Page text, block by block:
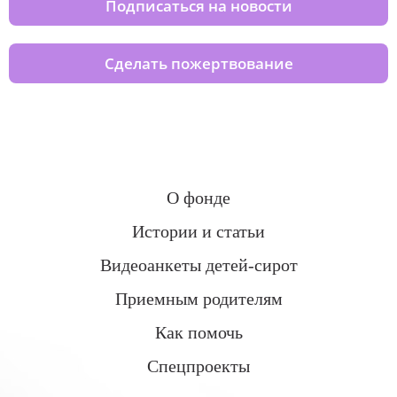
Подписаться на новости
Сделать пожертвование
О фонде
Истории и статьи
Видеоанкеты детей-сирот
Приемным родителям
Как помочь
Спецпроекты